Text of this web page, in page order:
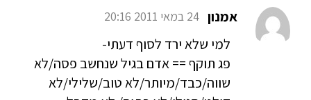
אמנון 24 במאי 2011 20:16
למי שלא ירד לסוף דעתי-
פג תוקף == אדם בגיל שנחשב פסה/לא
שווה/כבד/מיותר/לא טוב/שלילי/לא